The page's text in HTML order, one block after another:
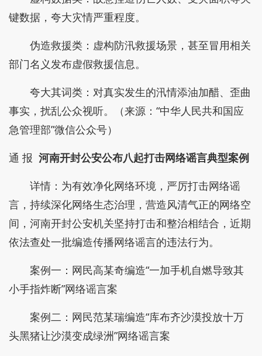
键数据，夸大灾情严重程度。
伪造救援类：虚构防汛救援场景，甚至冒用相关
部门名义发布虚假救援信息。
夸大其词类：对真实发生的汛情添油加醋、歪曲
事实，扰乱公众视听。（来源：“中华人民共和国应
急管理部”微信公众号）
通 报 河南开封公安公布八起打击网络谣言典型案例
详情：为有效净化网络环境，严厉打击网络谣
言，持续深化网络生态治理，营造风清气正的网络空
间，河南开封公安机关坚持打击和整治相结合，近期
依法查处一批编造传播网络谣言的违法行为。
案例一：网民高某奇编造“一加手机自燃导致其
小手指炸断”网络谣言案
案例二：网民范某瑞编造“库布齐沙漠投放十万
头黑猪让沙漠变成绿洲”网络谣言案